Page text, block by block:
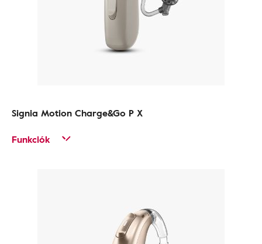
Signia Motion Charge&Go P X
Funkciók